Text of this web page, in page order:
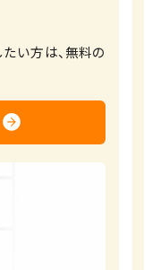
い方は、無料の